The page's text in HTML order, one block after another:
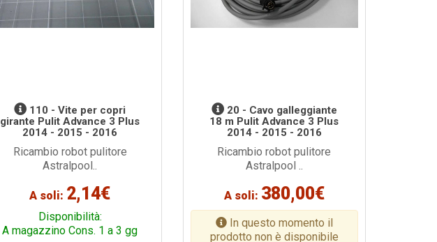
110 - Vite per copri
girante Pulit Advance 3 Plus
2014 - 2015 - 2016
Ricambio robot pulitore
Astralpool..
A soli: 2,14€
Disponibilità:
A magazzino Cons. 1 a 3 gg
20 - Cavo galleggiante
18 m Pulit Advance 3 Plus
2014 - 2015 - 2016
Ricambio robot pulitore
Astralpool ..
A soli: 380,00€
In questo momento il
prodotto non è disponibile